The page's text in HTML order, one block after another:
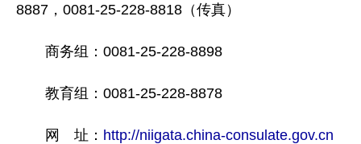
8887，0081-25-228-8818（传真）
商务组：0081-25-228-8898
教育组：0081-25-228-8878
网 址： http://niigata.china-consulate.gov.cn